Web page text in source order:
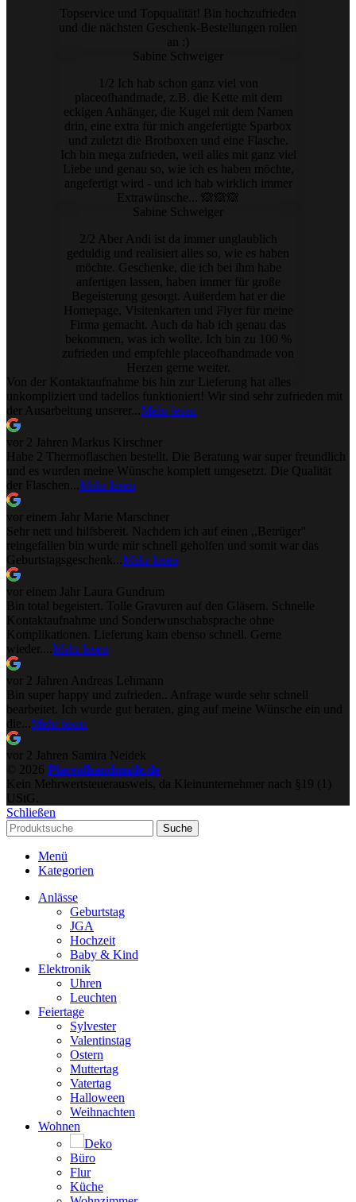
Topservice und Topqualität! Bin hochzufrieden
und die nächsten Geschenk-Bestellungen rollen
an :)
Sabine Schweiger
1/2 Ich hab schon ganz viel von
placeofhandmade, z.B. die Kette mit dem
eckigen Anhänger, die Kugel mit dem Namen
drin, eine extra für mich angefertigte Sparbox
und zuletzt die Brotboxen und eine Flasche.
Ich bin mega zufrieden, weil alles mit ganz viel
Liebe und genau so, wie ich es haben möchte,
angefertigt wird - und ich hab wirklich immer
Extrawünsche... 🙈🙈🙈
Sabine Schweiger
2/2 Aber Andi ist da immer unglaublich
geduldig und realisiert alles so, wie es haben
möchte. Geschenke, die ich bei ihm habe
anfertigen lassen, haben immer für große
Begeisterung gesorgt. Außerdem hat er die
Homepage, Visitenkarten und Flyer für meine
Firma gemacht. Auch da hab ich genau das
bekommen, was ich wollte. Ich bin zu 100 %
zufrieden und empfehle placeofhandmade von
Herzen gerne weiter.
Von der Kontaktaufnahme bis hin zur Lieferung hat alles
unkompliziert und tadellos funktioniert! Wir sind sehr zufrieden mit
der Ausarbeitung unserer... Mehr lesen
vor 2 Jahren Markus Kirschner
Habe 2 Thermoflaschen bestellt. Die Beratung war super freundlich
und es wurden meine Wünsche komplett umgesetzt. Die Qualität
der Flaschen... Mehr lesen
vor einem Jahr
Marie Marschner
Sehr nett und hilfsbereit. Nachdem ich auf einen ,,Betrüger''
reingefallen bin wurde mir schnell geholfen und somit war das
Geburtstagsgeschenk... Mehr lesen
vor einem Jahr
Laura Gundrum
Bin total begeistert. Tolle Gravuren auf den Gläsern. Schnelle
Kontaktaufnahme und Sonderwunschabsprache ohne
Komplikationen. Lieferung kam ebenso schnell. Gerne
wieder.... Mehr lesen
vor 2 Jahren Andreas Lehmann
Bin super happy und zufrieden.. Anfrage wurde sehr schnell
bearbeitet. Ich wurde gut beraten, ging auf meine Wünsche ein und
die... Mehr lesen
vor 2 Jahren Samira Neidek
© 2026 Placeofhandmade.de
Kein Mehrwertsteuerausweis, da Kleinunternehmer nach §19 (1)
UStG.
Schließen
Suche
Menü
Kategorien
Anlässe
Geburtstag
JGA
Hochzeit
Baby & Kind
Elektronik
Uhren
Leuchten
Feiertage
Sylvester
Valentinstag
Ostern
Muttertag
Vatertag
Halloween
Weihnachten
Wohnen
Deko
Büro
Flur
Küche